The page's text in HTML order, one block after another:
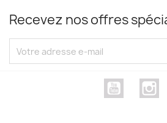
Recevez nos offres
YouTube